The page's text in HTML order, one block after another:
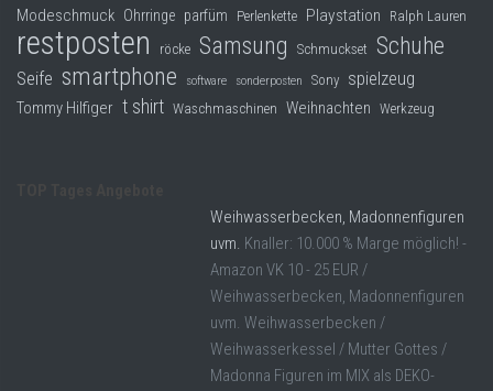
Modeschmuck Ohrringe parfüm Perlenkette Playstation Ralph Lauren
restposten röcke Samsung Schmuckset Schuhe
Seife smartphone software sonderposten Sony spielzeug
Tommy Hilfiger t shirt Waschmaschinen Weihnachten Werkzeug
Weihwasserbecken, Madonnenfiguren
uvm. Knaller: 10.000 % Marge möglich! -
Amazon VK 10 - 25 EUR /
Weihwasserbecken, Madonnenfiguren
uvm. Weihwasserbecken /
Weihwasserkessel / Mutter Gottes /
Madonna Figuren im MIX als DEKO-